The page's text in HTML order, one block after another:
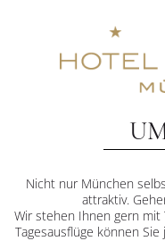
Nicht nur München
attraktiv.
Wir stehen Ihnen gern mit
Tagesausflüge können